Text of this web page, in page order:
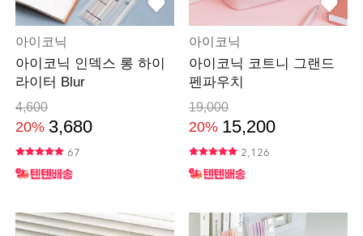
아이코닉
아이코닉 인덱스 롱 하이
라이터 Blur
4,600
20% 3,680
67
아이코닉
아이코닉 코트니 그랜드
펜파우치
19,000
20% 15,200
2,126